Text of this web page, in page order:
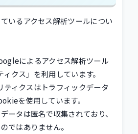
いるアクセス解析ツールについ
によるアクセス解析ツール
ィクス」を利用しています。
ィクスはトラフィックデータ
を使用しています。
ータは匿名で収集されており、
ではありません。